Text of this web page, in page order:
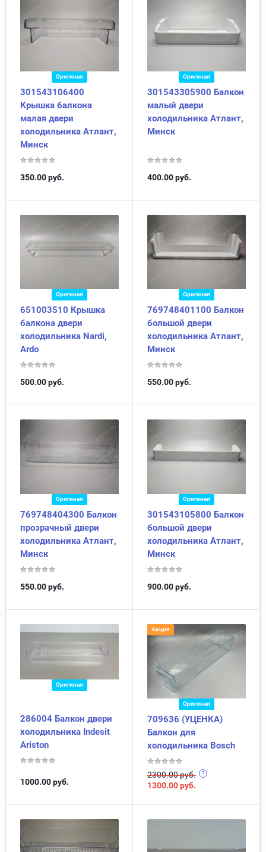
Оригинал
301543106400
Крышка балкона
малая двери
холодильника Атлант,
Минск
350.00руб.
Оригинал
301543305900 Балкон
малый двери
холодильника Атлант,
Минск
400.00руб.
Оригинал
651003510 Крышка
балкона двери
холодильника Nardi,
Ardo
500.00руб.
Оригинал
769748401100 Балкон
большой двери
холодильника Атлант,
Минск
550.00руб.
Оригинал
769748404300 Балкон
прозрачный двери
холодильника Атлант,
Минск
550.00руб.
Оригинал
301543105800 Балкон
большой двери
холодильника Атлант,
Минск
900.00руб.
Оригинал
286004 Балкон двери
холодильника Indesit
Ariston
1000.00руб.
Акция
Оригинал
709636 (УЦЕНКА)
Балкон для
холодильника Bosch
2300.00 руб.
1300.00руб.